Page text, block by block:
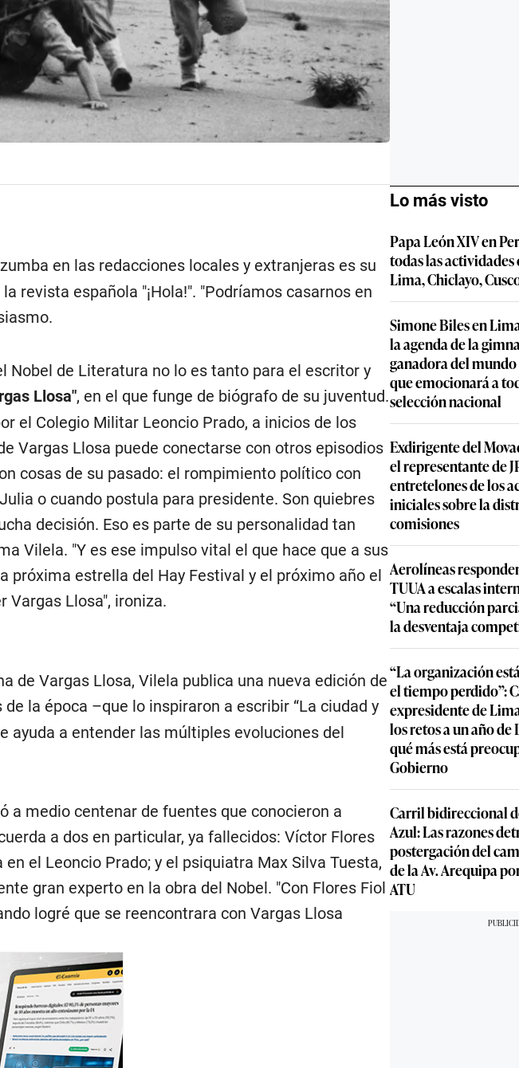
en las redacciones locales y extranjeras es su
revista española "¡Hola!". "Podríamos casarnos en
Nobel de Literatura no lo es tanto para el escritor y
Llosa", en el que funge de biógrafo de su juventud.
el Colegio Militar Leoncio Prado, a inicios de los
Vargas Llosa puede conectarse con otros episodios
cosas de su pasado: el rompimiento político con
o cuando postula para presidente. Son quiebres
decisión. Eso es parte de su personalidad tan
Vilela. "Y es ese impulso vital el que hace que a sus
próxima estrella del Hay Festival y el próximo año el
Vargas Llosa", ironiza.
de Vargas Llosa, Vilela publica una nueva edición de
la época –que lo inspiraron a escribir “La ciudad y
ayuda a entender las múltiples evoluciones del
a medio centenar de fuentes que conocieron a
a dos en particular, ya fallecidos: Víctor Flores
el Leoncio Prado; y el psiquiatra Max Silva Tuesta,
gran experto en la obra del Nobel. "Con Flores Fiol
logré que se reencontrara con Vargas Llosa
Lo más visto
Papa León XIV en
todas las
Lima, Chiclayo,
Simone Biles en
la agenda de la
ganadora del
que emocionará a
selección nacional
Exdirigente del
el representante de
entretelones de los
iniciales sobre la
comisiones
Aerolíneas
TUUA a escalas
“Una reducción
la desventaja
“La organización
el tiempo perdido”:
expresidente de
los retos a un año de
qué más está
Gobierno
Carril bidireccional
Azul: Las razones
postergación del
de la Av. Arequipa
ATU